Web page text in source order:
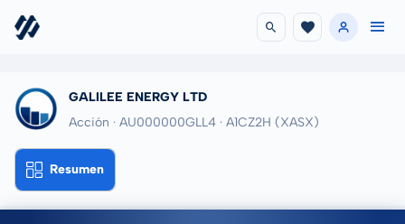
GALILEE ENERGY LTD
Acción · AU000000GLL4 · A1CZ2H (XASX)
Resumen